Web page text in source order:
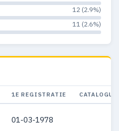
12 (2.9%)
11 (2.6%)
1E REGISTRATIE
01-03-1978